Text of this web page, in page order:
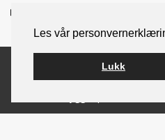
Les vår
Lukk
© 2026 Norsk